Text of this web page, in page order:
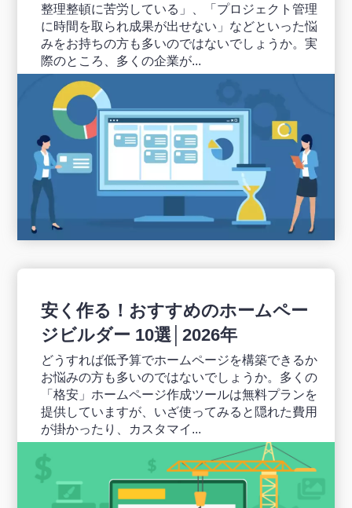
整理整頓に苦労している」、「プロジェクト管理
に時間を取られ成果が出せない」などといった悩
みをお持ちの方も多いのではないでしょうか。実
際のところ、多くの企業が...
安く作る！おすすめのホームペー
ジビルダー 10選│2026年
どうすれば低予算でホームページを構築できるか
お悩みの方も多いのではないでしょうか。多くの
「格安」ホームページ作成ツールは無料プランを
提供していますが、いざ使ってみると隠れた費用
が掛かったり、カスタマイ...